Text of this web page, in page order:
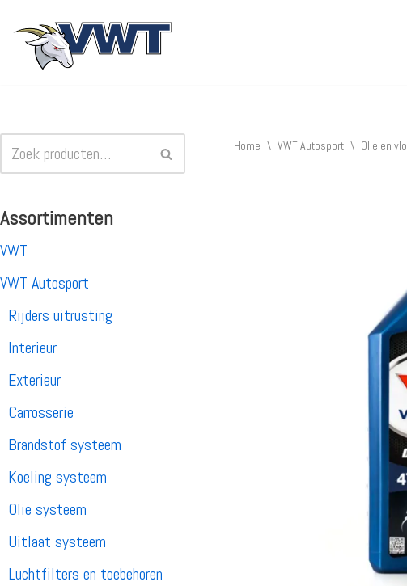
Ga
Assortimenten
VWT
VWT Autosport
Rijders uitrusting
Interieur
Exterieur
Carrosserie
Brandstof systeem
Koeling systeem
Olie systeem
Uitlaat systeem
Luchtfilters en toebehoren
Home \ VWT Autosport \ Olie en